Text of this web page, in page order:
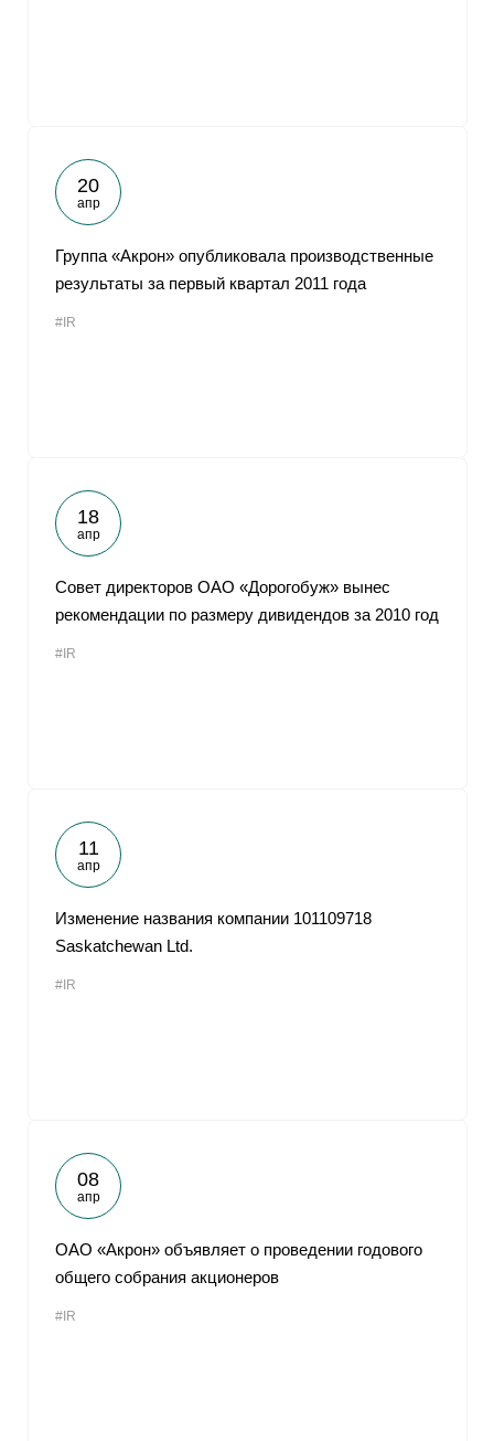
20
апр
Группа «Акрон» опубликовала производственные
результаты за первый квартал 2011 года
#IR
18
апр
Совет директоров ОАО «Дорогобуж» вынес
рекомендации по размеру дивидендов за 2010 год
#IR
11
апр
Изменение названия компании 101109718
Saskatchewan Ltd.
#IR
08
апр
ОАО «Акрон» объявляет о проведении годового
общего собрания акционеров
#IR